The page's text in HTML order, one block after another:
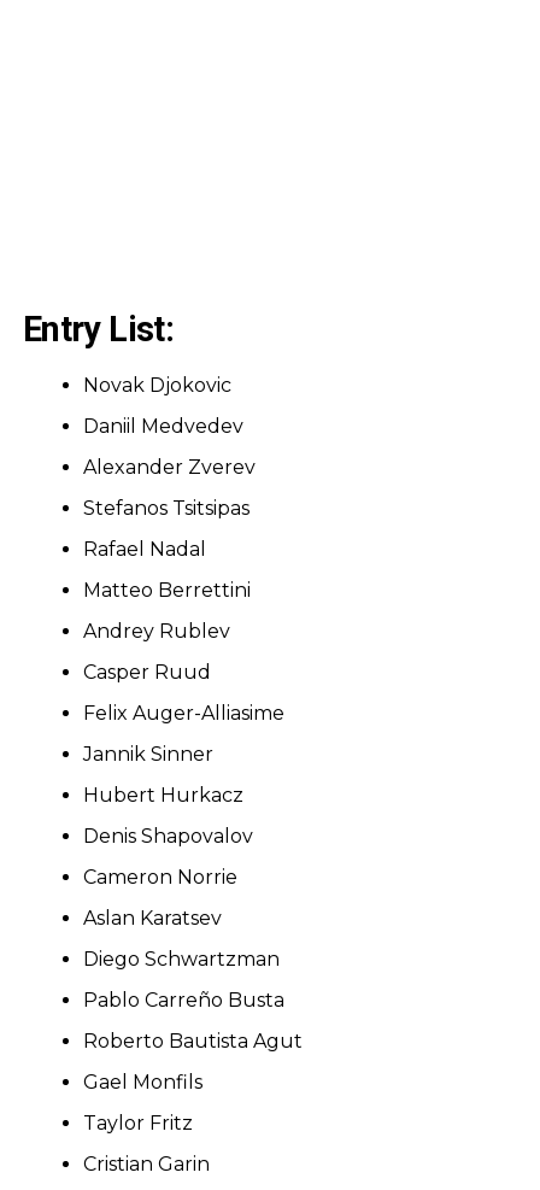
Entry List:
Novak Djokovic
Daniil Medvedev
Alexander Zverev
Stefanos Tsitsipas
Rafael Nadal
Matteo Berrettini
Andrey Rublev
Casper Ruud
Felix Auger-Alliasime
Jannik Sinner
Hubert Hurkacz
Denis Shapovalov
Cameron Norrie
Aslan Karatsev
Diego Schwartzman
Pablo Carreño Busta
Roberto Bautista Agut
Gael Monfils
Taylor Fritz
Cristian Garin